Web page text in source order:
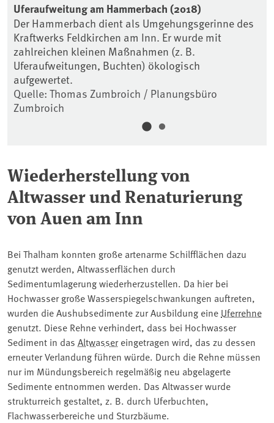
Uferaufweitung am Hammerbach (2018)
Der Hammerbach dient als Umgehungsgerinne des
Kraftwerks Feldkirchen am Inn. Er wurde mit
zahlreichen kleinen Maßnahmen (z. B.
Uferaufweitungen, Buchten) ökologisch
aufgewertet.
Quelle: Thomas Zumbroich / Planungsbüro
Zumbroich
Wiederherstellung von
Altwasser und Renaturierung
von Auen am Inn
Bei Thalham konnten große artenarme Schilfflächen dazu
genutzt werden, Altwasserflächen durch
Sedimentumlagerung wiederherzustellen. Da hier bei
Hochwasser große Wasserspiegelschwankungen auftreten,
wurden die Aushubsedimente zur Ausbildung eine Uferrehne
genutzt. Diese Rehne verhindert, dass bei Hochwasser
Sediment in das Altwassereingetragen wird, das zu dessen
erneuter Verlandung führen würde. Durch die Rehne müssen
nur im Mündungsbereich regelmäßig neu abgelagerte
Sedimente entnommen werden. Das Altwasser wurde
strukturreich gestaltet, z. B. durch Uferbuchten,
Flachwasserbereiche und Sturzbäume.